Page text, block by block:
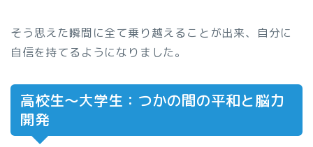
そう思えた瞬間に全て乗り越えることが出来、自分に
自信を持てるようになりました。
高校生〜大学生：つかの間の平和と脳力
開発